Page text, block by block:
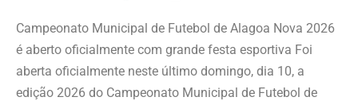
Campeonato Municipal de Futebol de Alagoa Nova 2026
é aberto oficialmente com grande festa esportiva Foi
aberta oficialmente neste último domingo, dia 10, a
edição 2026 do Campeonato Municipal de Futebol de